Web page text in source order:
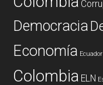
Democracia
Economía Ecuador
Colombia ELN